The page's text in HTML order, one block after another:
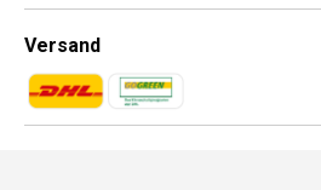
Versand
Zahlungsmethoden